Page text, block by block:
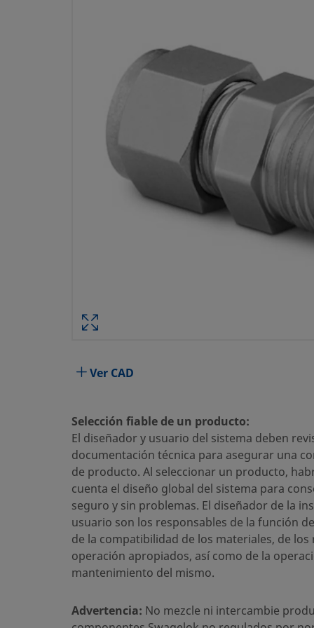
CONECTOR MACHO
ACERO INOX., 3/4 PULG.
Proceso de Limpieza
Limpieza y Embalaje
Tamaño conexión 1
3/4 pulg.
Tipo de conexión 1
Racor Swagelok®
Tamaño conexión 2
1 pulg.
Tipo de conexión 2
NPT macho
Característica
Taladrado pasante
Limitador de Caudal
No
37020713
Ver CAD
Selección fiable de un producto:
El diseñador y usuario del sistema deben
documentación técnica para asegurar una
de producto. Al seleccionar un producto,
cuenta el diseño global del sistema para
seguro y sin problemas. El diseñador de la
usuario son los responsables de la función
de la compatibilidad de los materiales, de los
operación apropiados, así como de la
mantenimiento del mismo.
Advertencia: No mezcle ni intercambie